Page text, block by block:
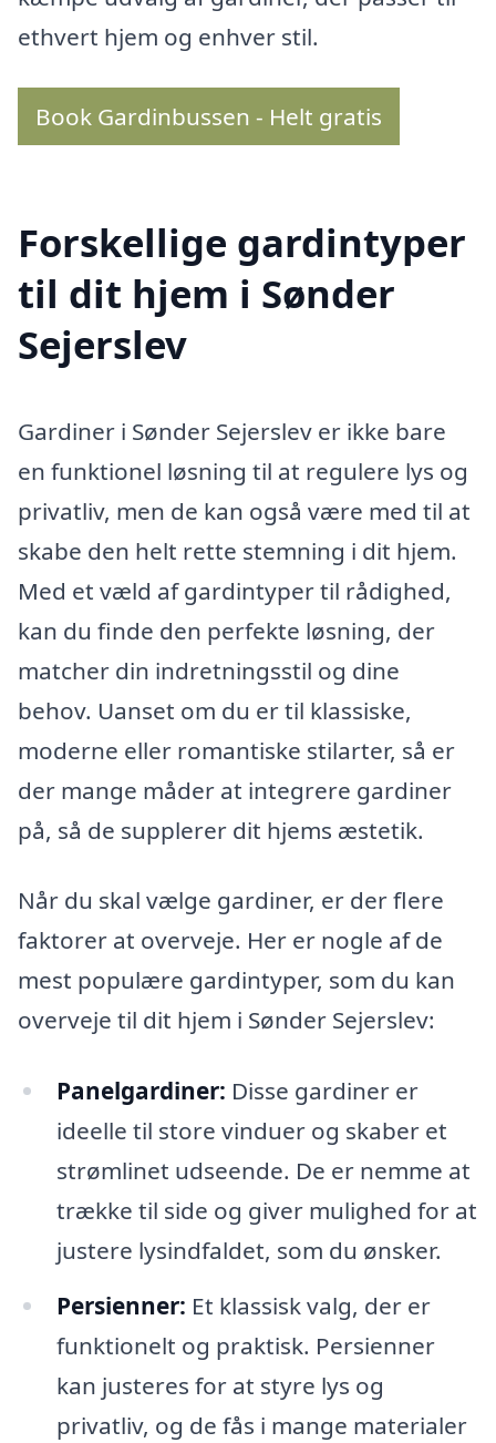
ethvert hjem og enhver stil.
Book Gardinbussen - Helt gratis
Forskellige gardintyper
til dit hjem i Sønder
Sejerslev
Gardiner i Sønder Sejerslev er ikke bare
en funktionel løsning til at regulere lys og
privatliv, men de kan også være med til at
skabe den helt rette stemning i dit hjem.
Med et væld af gardintyper til rådighed,
kan du finde den perfekte løsning, der
matcher din indretningsstil og dine
behov. Uanset om du er til klassiske,
moderne eller romantiske stilarter, så er
der mange måder at integrere gardiner
på, så de supplerer dit hjems æstetik.
Når du skal vælge gardiner, er der flere
faktorer at overveje. Her er nogle af de
mest populære gardintyper, som du kan
overveje til dit hjem i Sønder Sejerslev:
Panelgardiner: Disse gardiner er
ideelle til store vinduer og skaber et
strømlinet udseende. De er nemme at
trække til side og giver mulighed for at
justere lysindfaldet, som du ønsker.
Persienner: Et klassisk valg, der er
funktionelt og praktisk. Persienner
kan justeres for at styre lys og
privatliv, og de fås i mange materialer